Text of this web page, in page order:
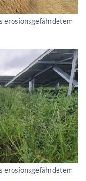
erosionsgefährdetem
erosionsgefährdetem